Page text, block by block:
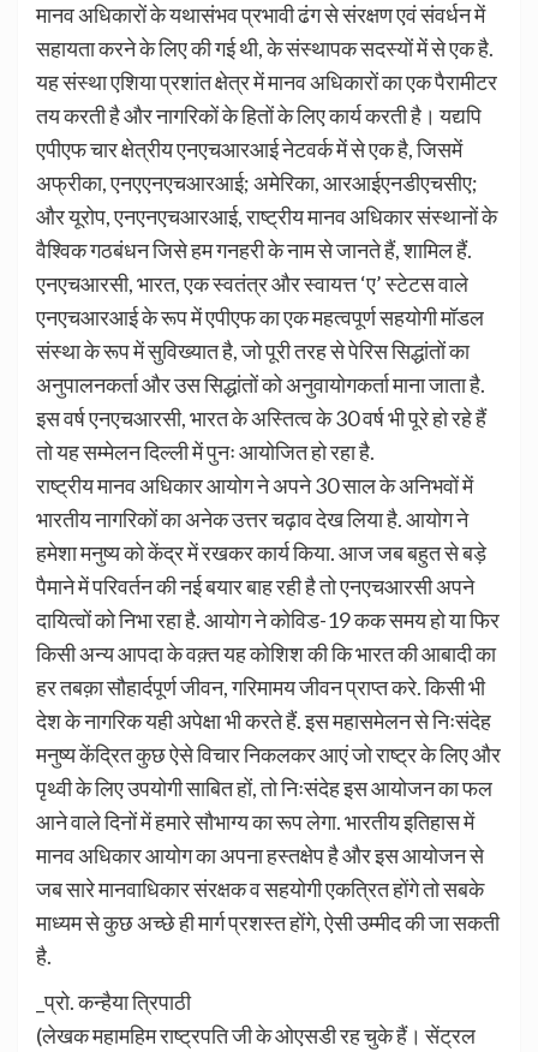
मानव अधिकारों के यथासंभव प्रभावी ढंग से संरक्षण एवं संवर्धन में
सहायता करने के लिए की गई थी, के संस्थापक सदस्यों में से एक है.
यह संस्था एशिया प्रशांत क्षेत्र में मानव अधिकारों का एक पैरामीटर
तय करती है और नागरिकों के हितों के लिए कार्य करती है। यद्यपि
एपीएफ चार क्षेत्रीय एनएचआरआई नेटवर्क में से एक है, जिसमें
अफ्रीका, एनएएनएचआरआई; अमेरिका, आरआईएनडीएचसीए;
और यूरोप, एनएनएचआरआई, राष्ट्रीय मानव अधिकार संस्थानों के
वैश्विक गठबंधन जिसे हम गनहरी के नाम से जानते हैं, शामिल हैं.
एनएचआरसी, भारत, एक स्वतंत्र और स्वायत्त ‘ए’ स्टेटस वाले
एनएचआरआई के रूप में एपीएफ का एक महत्वपूर्ण सहयोगी मॉडल
संस्था के रूप में सुविख्यात है, जो पूरी तरह से पेरिस सिद्धांतों का
अनुपालनकर्ता और उस सिद्धांतों को अनुवायोगकर्ता माना जाता है.
इस वर्ष एनएचआरसी, भारत के अस्तित्व के 30 वर्ष भी पूरे हो रहे हैं
तो यह सम्मेलन दिल्ली में पुनः आयोजित हो रहा है.
राष्ट्रीय मानव अधिकार आयोग ने अपने 30 साल के अनिभवों में
भारतीय नागरिकों का अनेक उत्तर चढ़ाव देख लिया है. आयोग ने
हमेशा मनुष्य को केंद्र में रखकर कार्य किया. आज जब बहुत से बड़े
पैमाने में परिवर्तन की नई बयार बाह रही है तो एनएचआरसी अपने
दायित्वों को निभा रहा है. आयोग ने कोविड-19 कक समय हो या फिर
किसी अन्य आपदा के वक़्त यह कोशिश की कि भारत की आबादी का
हर तबक़ा सौहार्दपूर्ण जीवन, गरिमामय जीवन प्राप्त करे. किसी भी
देश के नागरिक यही अपेक्षा भी करते हैं. इस महासमेलन से निःसंदेह
मनुष्य केंद्रित कुछ ऐसे विचार निकलकर आएं जो राष्ट्र के लिए और
पृथ्वी के लिए उपयोगी साबित हों, तो निःसंदेह इस आयोजन का फल
आने वाले दिनों में हमारे सौभाग्य का रूप लेगा. भारतीय इतिहास में
मानव अधिकार आयोग का अपना हस्तक्षेप है और इस आयोजन से
जब सारे मानवाधिकार संरक्षक व सहयोगी एकत्रित होंगे तो सबके
माध्यम से कुछ अच्छे ही मार्ग प्रशस्त होंगे, ऐसी उम्मीद की जा सकती
है.
_प्रो. कन्हैया त्रिपाठी
(लेखक महामहिम राष्ट्रपति जी के ओएसडी रह चुके हैं। सेंट्रल